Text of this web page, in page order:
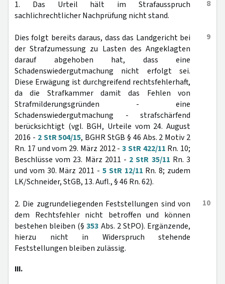
8
1. Das Urteil hält im Strafausspruch
sachlichrechtlicher Nachprüfung nicht stand.
9
Dies folgt bereits daraus, dass das Landgericht bei
der Strafzumessung zu Lasten des Angeklagten
darauf abgehoben hat, dass eine
Schadenswiedergutmachung nicht erfolgt sei.
Diese Erwägung ist durchgreifend rechtsfehlerhaft,
da die Strafkammer damit das Fehlen von
Strafmilderungsgründen - eine
Schadenswiedergutmachung - strafschärfend
berücksichtigt (vgl. BGH, Urteile vom 24. August
2016 - 2 StR 504/15, BGHR StGB § 46 Abs. 2 Motiv 2
Rn. 17 und vom 29. März 2012 - 3 StR 422/11 Rn. 10;
Beschlüsse vom 23. März 2011 - 2 StR 35/11 Rn. 3
und vom 30. März 2011 - 5 StR 12/11 Rn. 8; zudem
LK/Schneider, StGB, 13. Aufl., § 46 Rn. 62).
10
2. Die zugrundeliegenden Feststellungen sind von
dem Rechtsfehler nicht betroffen und können
bestehen bleiben (§353 Abs. 2 StPO). Ergänzende,
hierzu nicht in Widerspruch stehende
Feststellungen bleiben zulässig.
III.